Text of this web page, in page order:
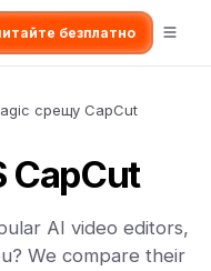
безплатно
срещу CapCut
CapCut
AI video editors,
We compare their